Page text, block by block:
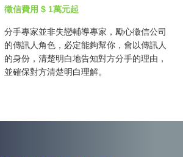
徵信費用 $ 1萬元起
分手專家並非失戀輔導專家，勵心徵信公司
的傳訊人角色，必定能夠幫你，會以傳訊人
的身份，清楚明白地告知對方分手的理由，
並確保對方清楚明白理解。